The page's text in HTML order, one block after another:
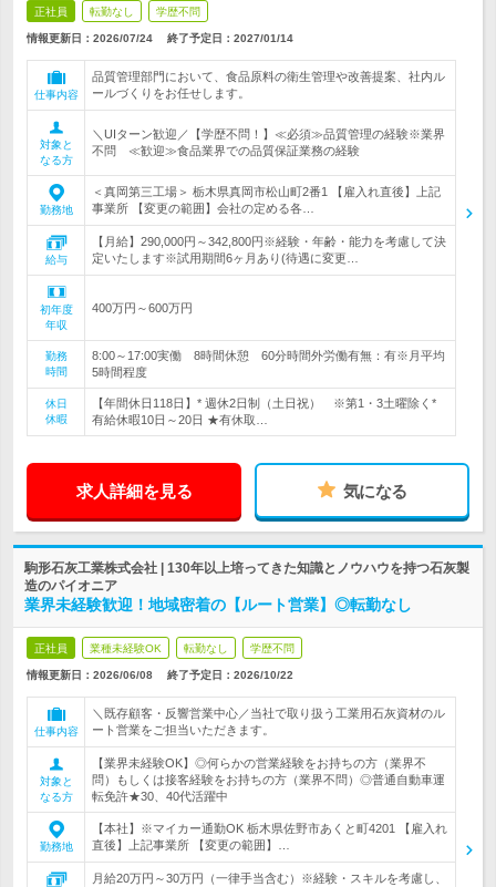
正社員 転勤なし 学歴不問
情報更新日：2026/07/24 終了予定日： 2027/01/14
仕事内容
品質管理部門において、食品原料の衛生管理や改善提案、社内ル
ールづくりをお任せします。
対象と
なる方
＼UIターン歓迎／【学歴不問！】≪必須≫品質管理の経験※業界
不問 ≪歓迎≫食品業界での品質保証業務の経験
勤務地
＜真岡第三工場＞ 栃木県真岡市松山町2番1 【雇入れ直後】上記
事業所 【変更の範囲】会社の定める各…
給与
【月給】290,000円～342,800円※経験・年齢・能力を考慮して決
定いたします※試用期間6ヶ月あり(待遇に変更…
初年度
年収
400万円～600万円
勤務
時間
8:00～17:00実働 8時間休憩 60分時間外労働有無：有※月平均
5時間程度
休日
休暇
【年間休日118日】* 週休2日制（土日祝） ※第1・3土曜除く*
有給休暇10日～20日 ★有休取…
求人詳細を見る 気になる
駒形石灰工業株式会社 | 130年以上培ってきた知識とノウハウを持つ石灰製
造のパイオニア
業界未経験歓迎！地域密着の【ルート営業】◎転勤なし
正社員 業種未経験OK 転勤なし 学歴不問
情報更新日：2026/06/08 終了予定日： 2026/10/22
仕事内容
＼既存顧客・反響営業中心／当社で取り扱う工業用石灰資材のル
ート営業をご担当いただきます。
対象と
なる方
【業界未経験OK】◎何らかの営業経験をお持ちの方（業界不
問）もしくは接客経験をお持ちの方（業界不問）◎普通自動車運
転免許★30、40代活躍中
勤務地
【本社】※マイカー通勤OK 栃木県佐野市あくと町4201 【雇入れ
直後】上記事業所 【変更の範囲】…
月給20万円～30万円（一律手当含む）※経験・スキルを考慮し、